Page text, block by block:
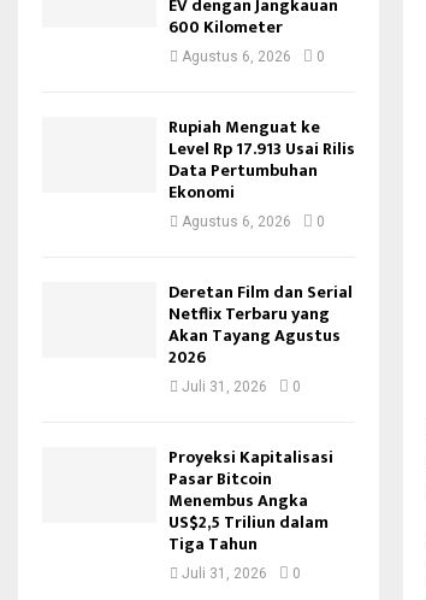
600 Kilometer
Agustus 6, 2026 0
Rupiah Menguat ke
Level Rp 17.913 Usai Rilis
Data Pertumbuhan
Ekonomi
Agustus 6, 2026 0
Deretan Film dan Serial
Netflix Terbaru yang
Akan Tayang Agustus
2026
Juli 31, 2026 0
Proyeksi Kapitalisasi
Pasar Bitcoin
Menembus Angka
US$2,5 Triliun dalam
Tiga Tahun
Juli 31, 2026 0